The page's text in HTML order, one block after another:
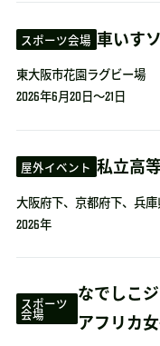
スポーツ会場 車いす
東大阪市花園ラグビー場
2026年6月20日～21日
屋外イベント 私立高
大阪府下、京都府下、兵
2026年
スポーツ
会場
なでしこ
アフリカ